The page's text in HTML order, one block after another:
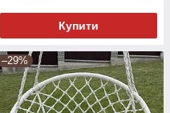
Купити
–29%